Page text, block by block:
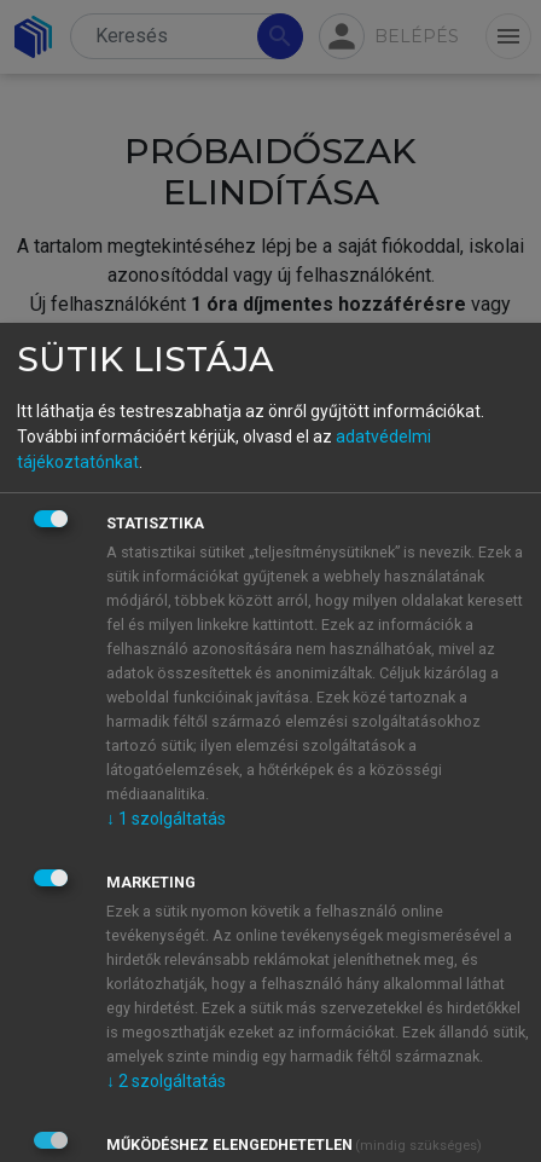
search person BELÉPÉS menu
PRÓBAIDŐSZAK
ELINDÍTÁSA
A tartalom megtekintéséhez lépj be a saját fiókoddal, iskolai
azonosítóddal vagy új felhasználóként.
Új felhasználóként 1 óra díjmentes hozzáférésre vagy
fiókoddal,vagy hozz létre új fiókot.
A regisztráció után apróbaidőszakautomatikusan
BELÉPÉS SAJÁT FIÓKKAL
ÚJ FIÓK LÉTREHOZÁSA
1 óra díjmentes hozzáférés
E-MAIL-CÍM
JELSZÓ
JELSZÓ ÚJRA
Kérek értesítést a MeRSZ újdonságairól, akcióiról.
Kérek értesítést az Akadémiai Kiadó Zrt. újdonságairól,
Adatkezelési tájékoztatóbanfoglaltakat tudomásul
SÜTIK LISTÁJA
Itt láthatja és testreszabhatja az önről gyűjtött információkat.
További információért kérjük, olvasd el az adatvédelmi
tájékoztatónkat
STATISZTIKA
A statisztikai sütiket „teljesítménysütiknek” is nevezik. Ezek a
sütik információkat gyűjtenek a webhely használatának
módjáról, többek között arról, hogy milyen oldalakat keresett
fel és milyen linkekre kattintott. Ezek az információk a
felhasználó azonosítására nem használhatóak, mivel az
adatok összesítettek és anonimizáltak. Céljuk kizárólag a
weboldal funkcióinak javítása. Ezek közé tartoznak a
harmadik féltől származó elemzési szolgáltatásokhoz
tartozó sütik; ilyen elemzési szolgáltatások a
látogatóelemzések, a hőtérképek és a közösségi
médiaanalitika.
↓ 1 szolgáltatás
MARKETING
Ezek a sütik nyomon követik a felhasználó online
tevékenységét. Az online tevékenységek megismerésével a
hirdetők relevánsabb reklámokat jeleníthetnek meg, és
korlátozhatják, hogy a felhasználó hány alkalommal láthat
egy hirdetést. Ezek a sütik más szervezetekkel és hirdetőkkel
is megoszthatják ezeket az információkat. Ezek állandó sütik,
amelyek szinte mindig egy harmadik féltől származnak.
↓ 2 szolgáltatás
MŰKÖDÉSHEZ ELENGEDHETETLEN (mindig szükséges)